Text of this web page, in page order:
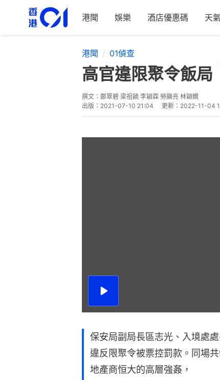
港聞 娛樂 酒店優惠碼 天
港聞 01偵查
高官違限聚令飯
撰文： 鄭翠碧 梁祖饒 李穎霖 勞顯亮 林穎嫺
出版： 2021-07-10 21:04 更新： 2022-11-04
播
保安局副局長區志光、入境處
違反限聚令被票控罰款。同場
地產商恒大的高層強姦，